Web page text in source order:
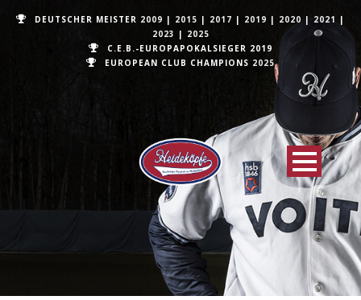
DEUTSCHER MEISTER 2009 | 2015 | 2017 | 2019 | 2020 | 2021 |
2023 | 2025
C.E.B.-EUROPAPOKALSIEGER 2019
EUROPEAN CLUB CHAMPIONS 2025